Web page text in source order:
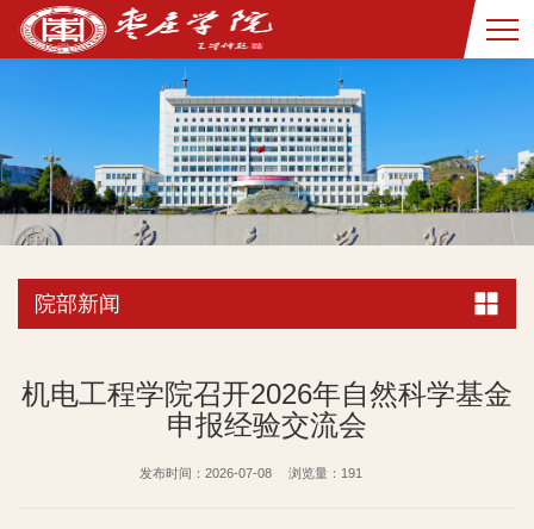
院部新闻
机电工程学院召开2026年自然科学基金
申报经验交流会
发布时间：2026-07-08 浏览量： 191